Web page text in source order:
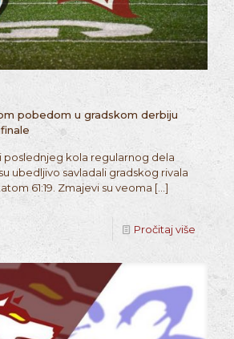
pobedom u gradskom derbiju
poslednjeg kola regularnog dela
ubedljivo savladali gradskog rivala
61:19. Zmajevi su veoma […]
Pročitaj više